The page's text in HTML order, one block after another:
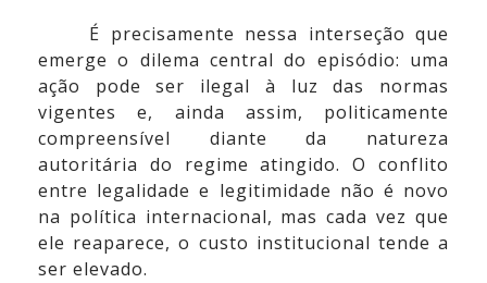
É precisamente nessa interseção que
emerge o dilema central do episódio: uma
ação pode ser ilegal à luz das normas
vigentes e, ainda assim, politicamente
compreensível diante da natureza
autoritária do regime atingido. O conflito
entre legalidade e legitimidade não é novo
na política internacional, mas cada vez que
ele reaparece, o custo institucional tende a
ser elevado.